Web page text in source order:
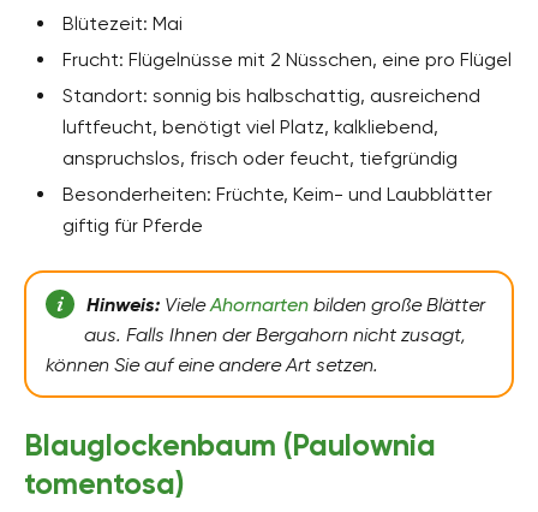
Blütezeit: Mai
Frucht: Flügelnüsse mit 2 Nüsschen, eine pro Flügel
Standort: sonnig bis halbschattig, ausreichend
luftfeucht, benötigt viel Platz, kalkliebend,
anspruchslos, frisch oder feucht, tiefgründig
Besonderheiten: Früchte, Keim- und Laubblätter
giftig für Pferde
Hinweis: VieleAhornartenbilden große Blätter
aus. Falls Ihnen der Bergahorn nicht zusagt,
können Sie auf eine andere Art setzen.
Blauglockenbaum (Paulownia
tomentosa)